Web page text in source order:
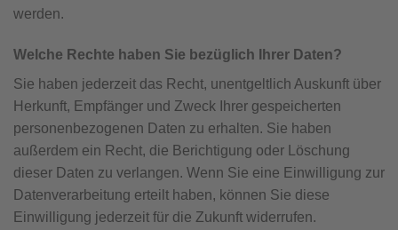
werden.
Welche Rechte haben Sie bezüglich Ihrer Daten?
Sie haben jederzeit das Recht, unentgeltlich Auskunft über
Herkunft, Empfänger und Zweck Ihrer gespeicherten
personenbezogenen Daten zu erhalten. Sie haben
außerdem ein Recht, die Berichtigung oder Löschung
dieser Daten zu verlangen. Wenn Sie eine Einwilligung zur
Datenverarbeitung erteilt haben, können Sie diese
Einwilligung jederzeit für die Zukunft widerrufen.